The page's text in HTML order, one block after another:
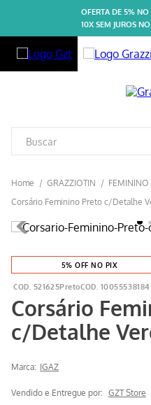
OFERTA DE 5%
10X SEM JUROS
GRAZZIOTIN FEMININO
Corsário Feminino Preto c/Detalhe
5% OFF NO PIX
521625Preto
Corsário
c/Detalhe
Marca: IGAZ
Vendido e Entregue por: GZT Store